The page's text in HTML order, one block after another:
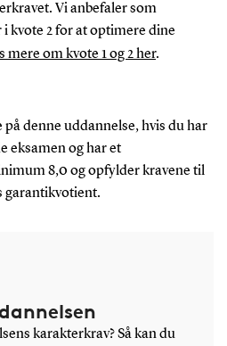
Vi anbefaler som
kvote 2 for at optimere dine
mere om kvote 1 og 2 her.
denne uddannelse, hvis du har
eksamen og har et
8,0 og opfylderkravene til
garantikvotient.
karakterkrav? Så kan du